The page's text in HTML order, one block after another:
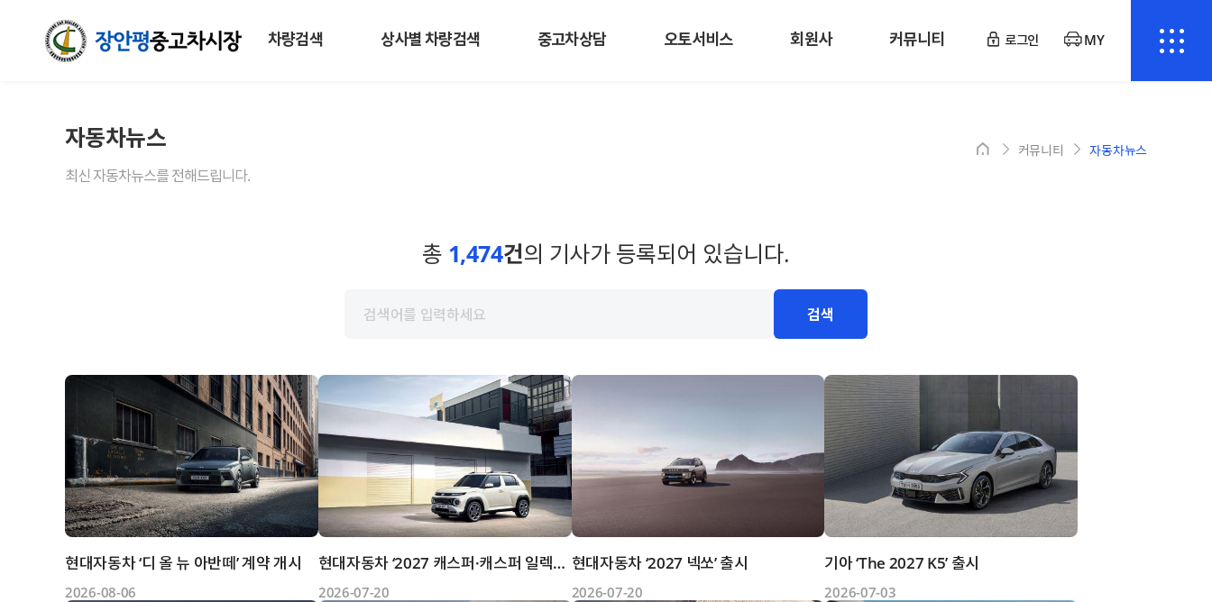
차량검색 상사별 차량검색 중고차상담 오토서비스 회원사 커뮤니티 로그인 MY
자동차뉴스
최신 자동차뉴스를 전해드립니다.
커뮤니티 자동차뉴스
총 1,474건의 기사가 등록되어 있습니다.
검색
현대자동차 ‘디 올 뉴 아반떼’ 계약 개시
2026-08-06
현대자동차 ‘2027 캐스퍼·캐스퍼 일렉트릭’ 출시
2026-07-20
현대자동차 ‘2027 넥쏘’ 출시
2026-07-20
기아 ‘The 2027 K5’ 출시
2026-07-03